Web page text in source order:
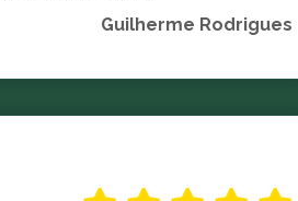
Guilherme Rodrigues